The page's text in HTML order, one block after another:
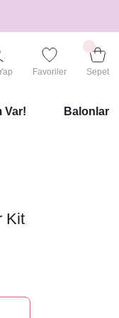
Favoriler Sepet
Var! Balonlar
Kit